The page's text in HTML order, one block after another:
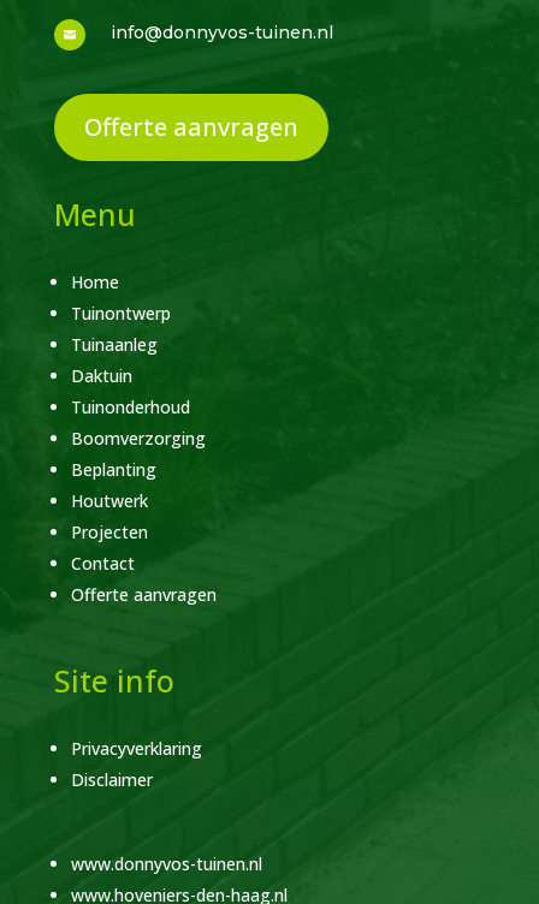
 info@donnyvos-tuinen.nl
Offerte aanvragen
Menu
Home
Tuinontwerp
Tuinaanleg
Daktuin
Tuinonderhoud
Boomverzorging
Beplanting
Houtwerk
Projecten
Contact
Offerte aanvragen
Site info
Privacyverklaring
Disclaimer
www.donnyvos-tuinen.nl
www.hoveniers-den-haag.nl